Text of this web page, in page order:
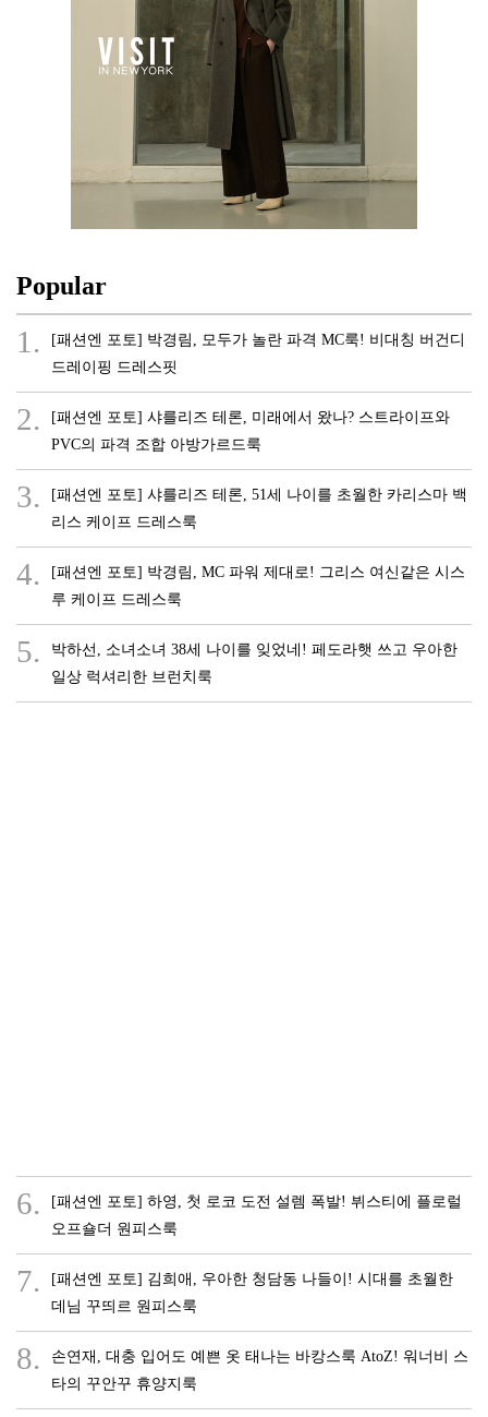
Popular
1.
[패션엔 포토] 박경림, 모두가 놀란 파격 MC룩! 비대칭 버건디
드레이핑 드레스핏
2.
[패션엔 포토] 샤를리즈 테론, 미래에서 왔나? 스트라이프와
PVC의 파격 조합 아방가르드룩
3.
[패션엔 포토] 샤를리즈 테론, 51세 나이를 초월한 카리스마 백
리스 케이프 드레스룩
4.
[패션엔 포토] 박경림, MC 파워 제대로! 그리스 여신같은 시스
루 케이프 드레스룩
5.
박하선, 소녀소녀 38세 나이를 잊었네! 페도라햇 쓰고 우아한
일상 럭셔리한 브런치룩
6.
[패션엔 포토] 하영, 첫 로코 도전 설렘 폭발! 뷔스티에 플로럴
오프숄더 원피스룩
7.
[패션엔 포토] 김희애, 우아한 청담동 나들이! 시대를 초월한
데님 꾸띄르 원피스룩
8.
손연재, 대충 입어도 예쁜 옷 태나는 바캉스룩 AtoZ! 워너비 스
타의 꾸안꾸 휴양지룩